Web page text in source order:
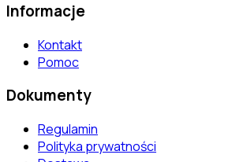
Informacje
Kontakt
Pomoc
Dokumenty
Regulamin
Polityka prywatności